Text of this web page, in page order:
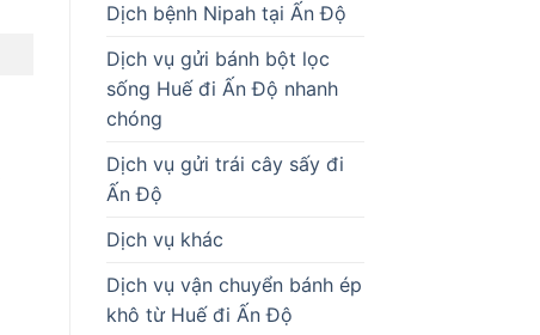
Dịch bệnh Nipah tại Ấn Độ
Dịch vụ gửi bánh bột lọc
sống Huế đi Ấn Độ nhanh
chóng
Dịch vụ gửi trái cây sấy đi
Ấn Độ
Dịch vụ khác
Dịch vụ vận chuyển bánh ép
khô từ Huế đi Ấn Độ